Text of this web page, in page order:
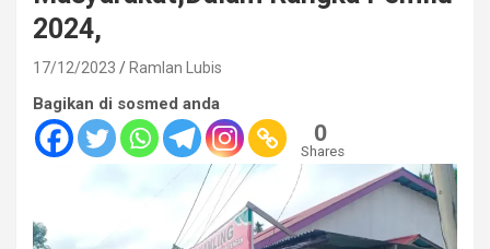
2024,
17/12/2023 Ramlan Lubis
Bagikan di sosmed anda
0
Shares